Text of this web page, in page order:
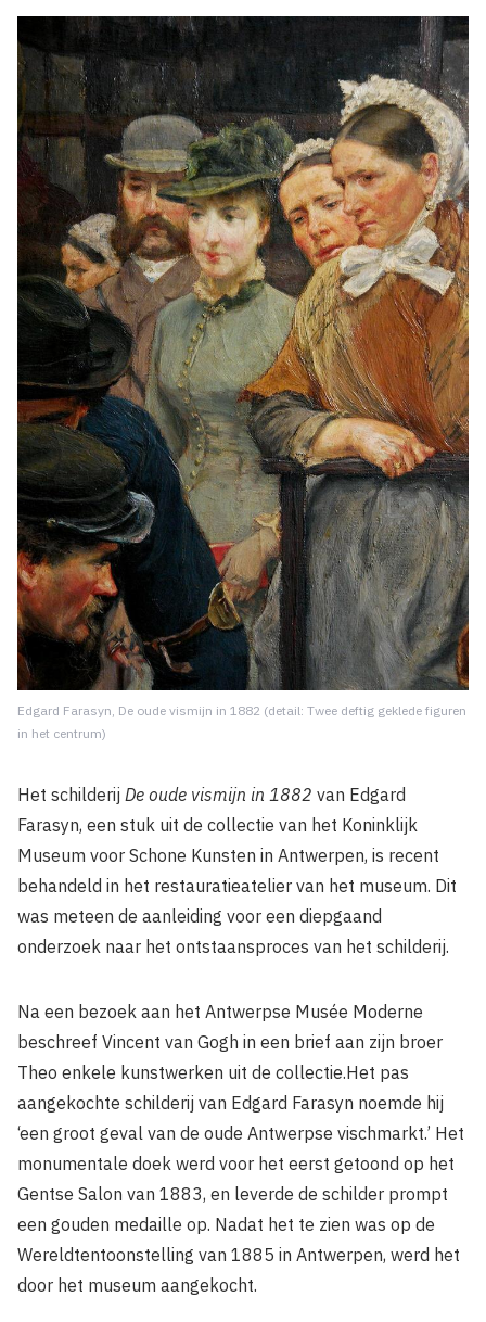
Edgard Farasyn, De oude vismijn in 1882 (detail: Twee deftig geklede figuren
in het centrum)
Het schilderij De oude vismijn in 1882 van Edgard
Farasyn, een stuk uit de collectie van het Koninklijk
Museum voor Schone Kunsten in Antwerpen, is recent
behandeld in het restauratieatelier van het museum. Dit
was meteen de aanleiding voor een diepgaand
onderzoek naar het ontstaansproces van het schilderij.
Na een bezoek aan het Antwerpse Musée Moderne
beschreef Vincent van Gogh in een brief aan zijn broer
Theo enkele kunstwerken uit de collectie.Het pas
aangekochte schilderij van Edgard Farasyn noemde hij
‘een groot geval van de oude Antwerpse vischmarkt.’ Het
monumentale doek werd voor het eerst getoond op het
Gentse Salon van 1883, en leverde de schilder prompt
een gouden medaille op. Nadat het te zien was op de
Wereldtentoonstelling van 1885 in Antwerpen, werd het
door het museum aangekocht.